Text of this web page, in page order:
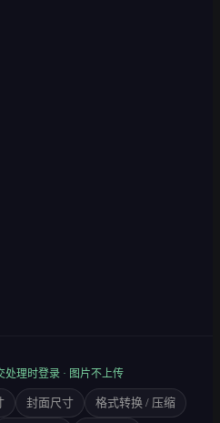
处理时登录 · 图片不上传
封面尺寸 格式转换 / 压缩